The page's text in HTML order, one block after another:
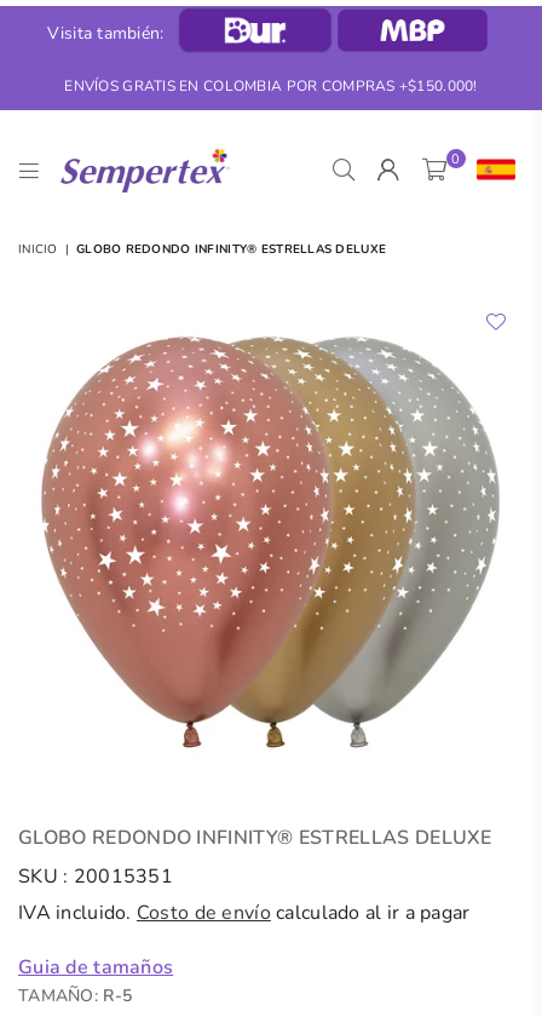
Visita también:
ENVÍOS GRATIS EN COLOMBIA POR COMPRAS +$150.000!
SEMPERTEX
0
INICIO | GLOBO REDONDO INFINITY® ESTRELLAS DELUXE
GLOBO REDONDO INFINITY® ESTRELLAS DELUXE
SKU : 20015351
IVA incluido. Costo de envíocalculado al ir a pagar
Guia de tamaños
TAMAÑO: R-5